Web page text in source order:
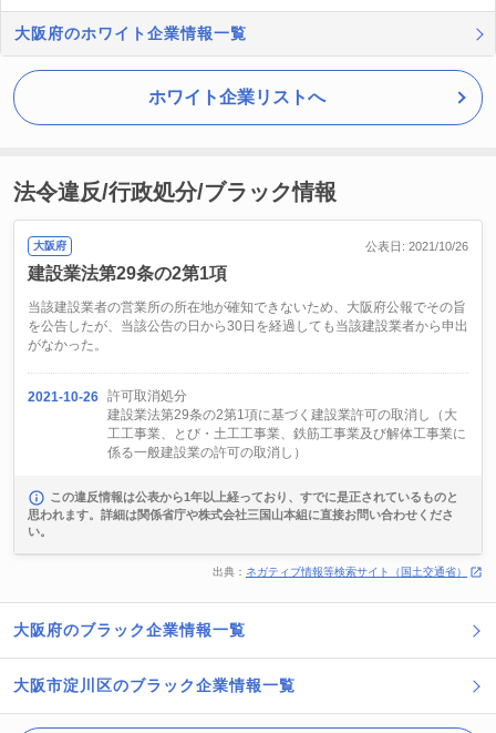
大阪府のホワイト企業情報一覧
ホワイト企業リストへ
法令違反/行政処分/ブラック情報
公表日: 2021/10/26
大阪府
建設業法第29条の2第1項
当該建設業者の営業所の所在地が確知できないため、大阪府公報でその旨
を公告したが、当該公告の日から30日を経過しても当該建設業者から申出
がなかった。
2021-10-26 許可取消処分
建設業法第29条の2第1項に基づく建設業許可の取消し（大
工工事業、とび・土工工事業、鉄筋工事業及び解体工事業に
係る一般建設業の許可の取消し）
この違反情報は公表から1年以上経っており、すでに是正されているものと
思われます。詳細は関係省庁や株式会社三国山本組に直接お問い合わせくださ
い。
出典： ネガティブ情報等検索サイト（国土交通省）
大阪府のブラック企業情報一覧
大阪市淀川区のブラック企業情報一覧